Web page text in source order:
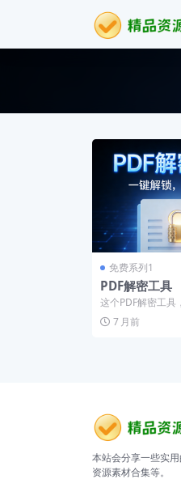
免费系列1
PDF解密工具
这个PDF解密工具
问题。
7 月前
本站会分享一些实
资源素材合集等。